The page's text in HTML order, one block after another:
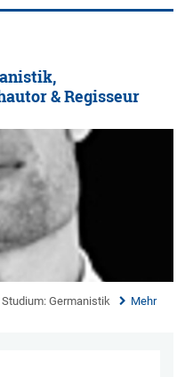
& Regisseur
Studium: Germanistik Mehr